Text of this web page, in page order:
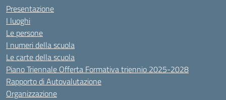
Presentazione
I luoghi
Le persone
I numeri della scuola
Le carte della scuola
Piano Triennale Offerta Formativa triennio 2025-2028
Rapporto di Autovalutazione
Organizzazione